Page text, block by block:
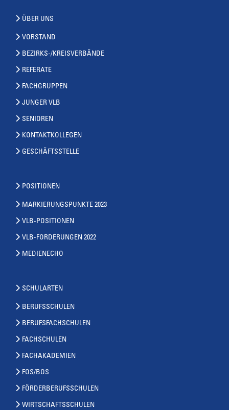
ÜBER UNS
VORSTAND
BEZIRKS-/KREISVERBÄNDE
REFERATE
FACHGRUPPEN
JUNGER VLB
SENIOREN
KONTAKTKOLLEGEN
GESCHÄFTSSTELLE
POSITIONEN
MARKIERUNGSPUNKTE 2023
VLB-POSITIONEN
VLB-FORDERUNGEN 2022
MEDIENECHO
SCHULARTEN
BERUFSSCHULEN
BERUFSFACHSCHULEN
FACHSCHULEN
FACHAKADEMIEN
FOS/BOS
FÖRDERBERUFSSCHULEN
WIRTSCHAFTSSCHULEN